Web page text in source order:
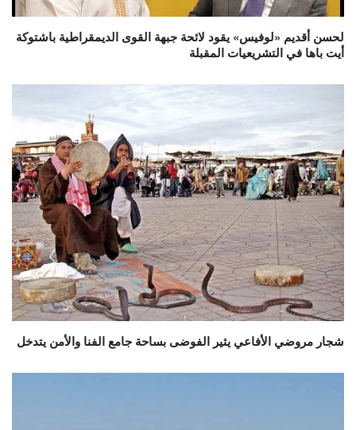
لحسن أقديم «لوفيس» يقود لائحة جبهة القوى الديمقراطية باشتوكة
أيت باها في التشريعيات المقبلة
شجار مروضي الأفاعي يثير الفوضى بساحة جامع الفنا والأمن يتدخل